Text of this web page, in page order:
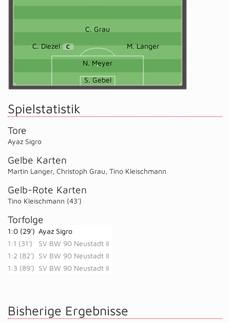
C. Grau
C. Diezel
C
M. Langer
N. Meyer
S. Gebel
Spielstatistik
Tore
Ayaz Sigro
Gelbe Karten
Martin Langer, Christoph Grau, Tino Kleischmann
Gelb-Rote Karten
Tino Kleischmann (43')
Torfolge
1:0 (29') Ayaz Sigro
1:1 (31')
SV BW 90 Neustadt II
1:2 (82') SV BW 90 Neustadt II
1:3 (89') SV BW 90 Neustadt II
Bisherige Ergebnisse